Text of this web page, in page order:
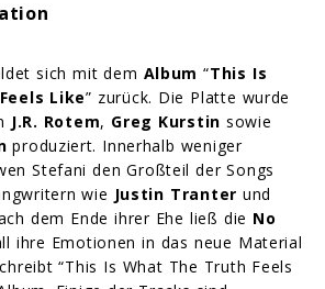
sich mit dem Album “This Is
Like” zurück. Die Platte wurde
J.R. Rotem, Greg Kurstin sowie
produziert. Innerhalb weniger
Stefani den Großteil der Songs
wie Justin Tranter und
dem Ende ihrer Ehe ließ die No
ihre Emotionen in das neue Material
“This Is What The Truth Feels